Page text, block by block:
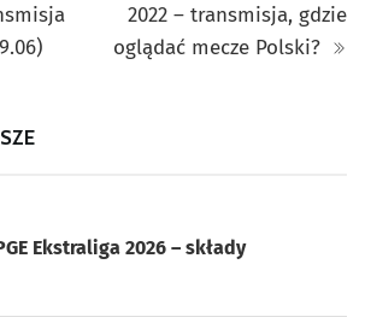
2022 – transmisja, gdzie
oglądać mecze Polski?
Ekstraliga 2026 – składy